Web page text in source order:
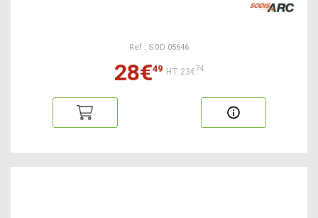
Ref : SOD 05646
28€49 HT:23€74